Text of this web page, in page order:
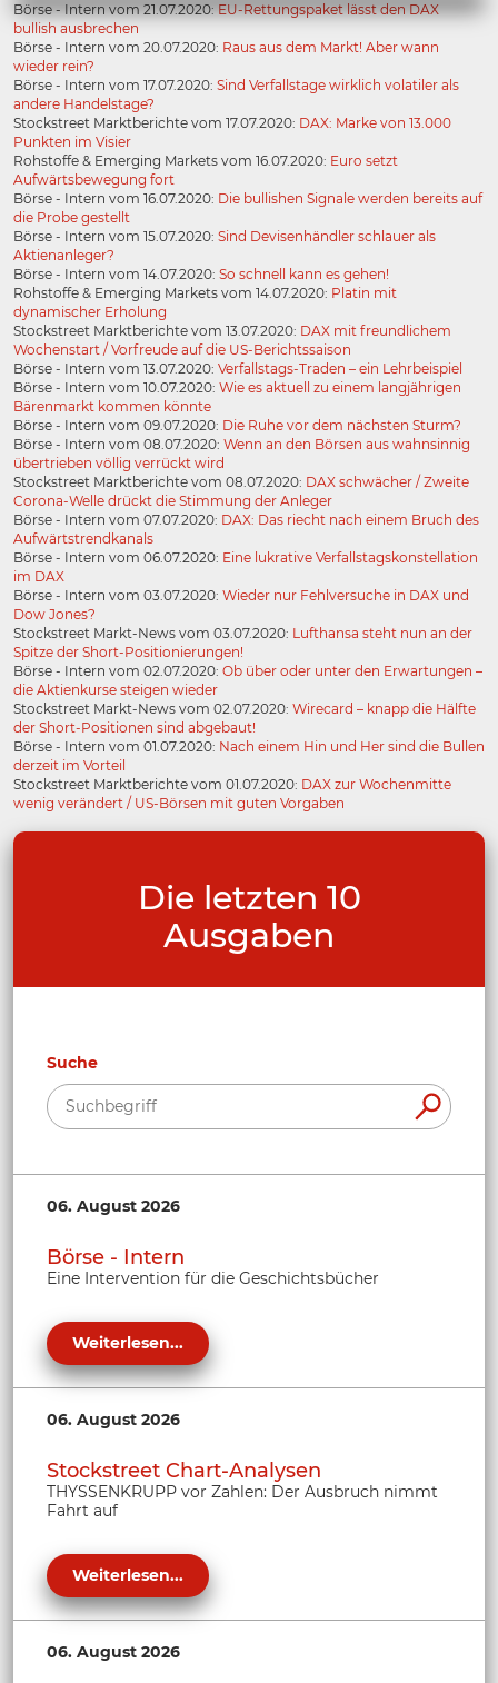
Börse - Intern vom 21.07.2020:EU-Rettungspaket lässt den DAX
bullish ausbrechen
Börse - Intern vom 20.07.2020: Raus aus dem Markt! Aber wann
wieder rein?
Börse - Intern vom 17.07.2020: Sind Verfallstage wirklich volatiler als
andere Handelstage?
Stockstreet Marktberichte vom 17.07.2020: DAX: Marke von 13.000
Punkten im Visier
Rohstoffe & Emerging Markets vom 16.07.2020: Euro setzt
Aufwärtsbewegung fort
Börse - Intern vom 16.07.2020: Die bullishen Signale werden bereits auf
die Probe gestellt
Börse - Intern vom 15.07.2020: Sind Devisenhändler schlauer als
Aktienanleger?
Börse - Intern vom 14.07.2020: So schnell kann es gehen!
Rohstoffe & Emerging Markets vom 14.07.2020: Platin mit
dynamischer Erholung
Stockstreet Marktberichte vom 13.07.2020: DAX mit freundlichem
Wochenstart / Vorfreude auf die US-Berichtssaison
Börse - Intern vom 13.07.2020: Verfallstags-Traden – ein Lehrbeispiel
Börse - Intern vom 10.07.2020: Wie es aktuell zu einem langjährigen
Bärenmarkt kommen könnte
Börse - Intern vom 09.07.2020: Die Ruhe vor dem nächsten Sturm?
Börse - Intern vom 08.07.2020: Wenn an den Börsen aus wahnsinnig
übertrieben völlig verrückt wird
Stockstreet Marktberichte vom 08.07.2020: DAX schwächer / Zweite
Corona-Welle drückt die Stimmung der Anleger
Börse - Intern vom 07.07.2020: DAX: Das riecht nach einem Bruch des
Aufwärtstrendkanals
Börse - Intern vom 06.07.2020: Eine lukrative Verfallstagskonstellation
im DAX
Börse - Intern vom 03.07.2020: Wieder nur Fehlversuche in DAX und
Dow Jones?
Stockstreet Markt-News vom 03.07.2020: Lufthansa steht nun an der
Spitze der Short-Positionierungen!
Börse - Intern vom 02.07.2020: Ob über oder unter den Erwartungen –
die Aktienkurse steigen wieder
Stockstreet Markt-News vom 02.07.2020: Wirecard – knapp die Hälfte
der Short-Positionen sind abgebaut!
Börse - Intern vom 01.07.2020: Nach einem Hin und Her sind die Bullen
derzeit im Vorteil
Stockstreet Marktberichte vom 01.07.2020: DAX zur Wochenmitte
wenig verändert / US-Börsen mit guten Vorgaben
Die letzten 10
Ausgaben
Suche
06. August 2026
Börse - Intern
Eine Intervention für die Geschichtsbücher
Weiterlesen...
06. August 2026
Stockstreet Chart-Analysen
THYSSENKRUPP vor Zahlen: Der Ausbruch nimmt
Fahrt auf
Weiterlesen...
06. August 2026